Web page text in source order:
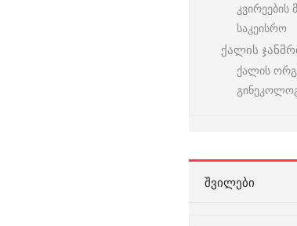
კვირეების
საკეისრო
ქალის
ქალის
ᲨᲕᲘᲚᲔᲑᲘ